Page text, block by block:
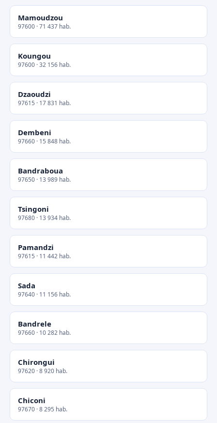
Mamoudzou
97600 · 71 437 hab.
Koungou
97600 · 32 156 hab.
Dzaoudzi
97615 · 17 831 hab.
Dembeni
97660 · 15 848 hab.
Bandraboua
97650 · 13 989 hab.
Tsingoni
97680 · 13 934 hab.
Pamandzi
97615 · 11 442 hab.
Sada
97640 · 11 156 hab.
Bandrele
97660 · 10 282 hab.
Chirongui
97620 · 8 920 hab.
Chiconi
97670 · 8 295 hab.